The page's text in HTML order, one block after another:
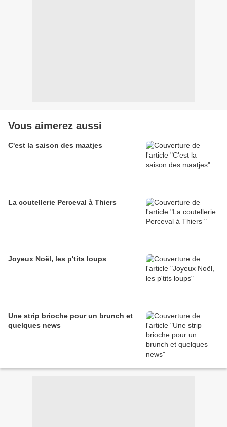
Vous aimerez aussi
C'est la saison des maatjes
La coutellerie Perceval à Thiers
Joyeux Noël, les p'tits loups
Une strip brioche pour un brunch et
quelques news